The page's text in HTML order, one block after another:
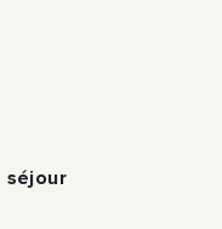
séjour